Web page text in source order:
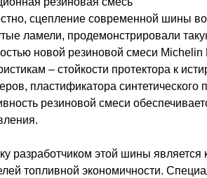
сцепление современной шины
ламели, продемонстрировали
новой резиновой смеси
– стойкости протектора к
пластификатора
резиновой смеси
разработчиком этой шины
топливной экономичности.